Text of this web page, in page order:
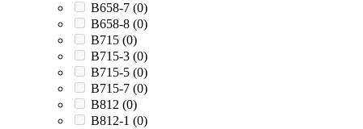
B658-7 (0)
B658-8 (0)
B715 (0)
B715-3 (0)
B715-5 (0)
B715-7 (0)
B812 (0)
B812-1 (0)